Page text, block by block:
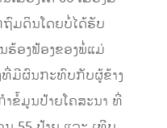
ມດິນໂດຍບໍ່ໄດ້ຮັບ
ຮ້ອງຟ້ອງຂອງພໍ່ແມ່
ມີຜົນກະທົບກັບຜູ້ຂ້າງ
ຳຂໍ້ມູນປ້າຍໂຄສະນາ ທີ່